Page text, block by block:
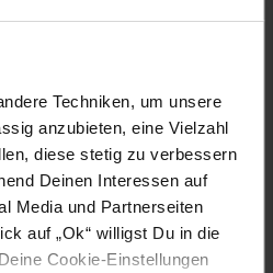
Techniken, um unsere
anzubieten, eine Vielzahl
diese stetig zu verbessern
Deinen Interessen auf
Media und Partnerseiten
auf „Ok“ willigst Du in die
Cookie-Einstellungen
und ein gesundes Raumklima
trocken wird.
von Xiaomi und genießen Sie
modernen Technologien
ersten Schritt zu besserer
Holen Sie sich jetzt den
Humidifier EUund verwandeln
Oase des Wohlbefindens!